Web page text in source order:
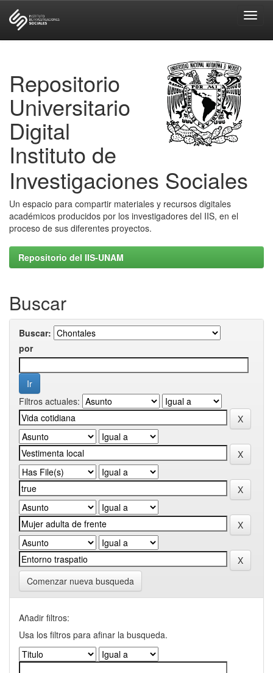
Repositorio
Universitario
Digital
Instituto de
Investigaciones Sociales
Un espacio para compartir materiales y recursos digitales
académicos producidos por los investigadores del IIS, en el
proceso de sus diferentes proyectos.
Repositorio del IIS-UNAM
Buscar
Buscar:
por
Filtros actuales:
Comenzar nueva busqueda
Añadir filtros:
Usa los filtros para afinar la busqueda.